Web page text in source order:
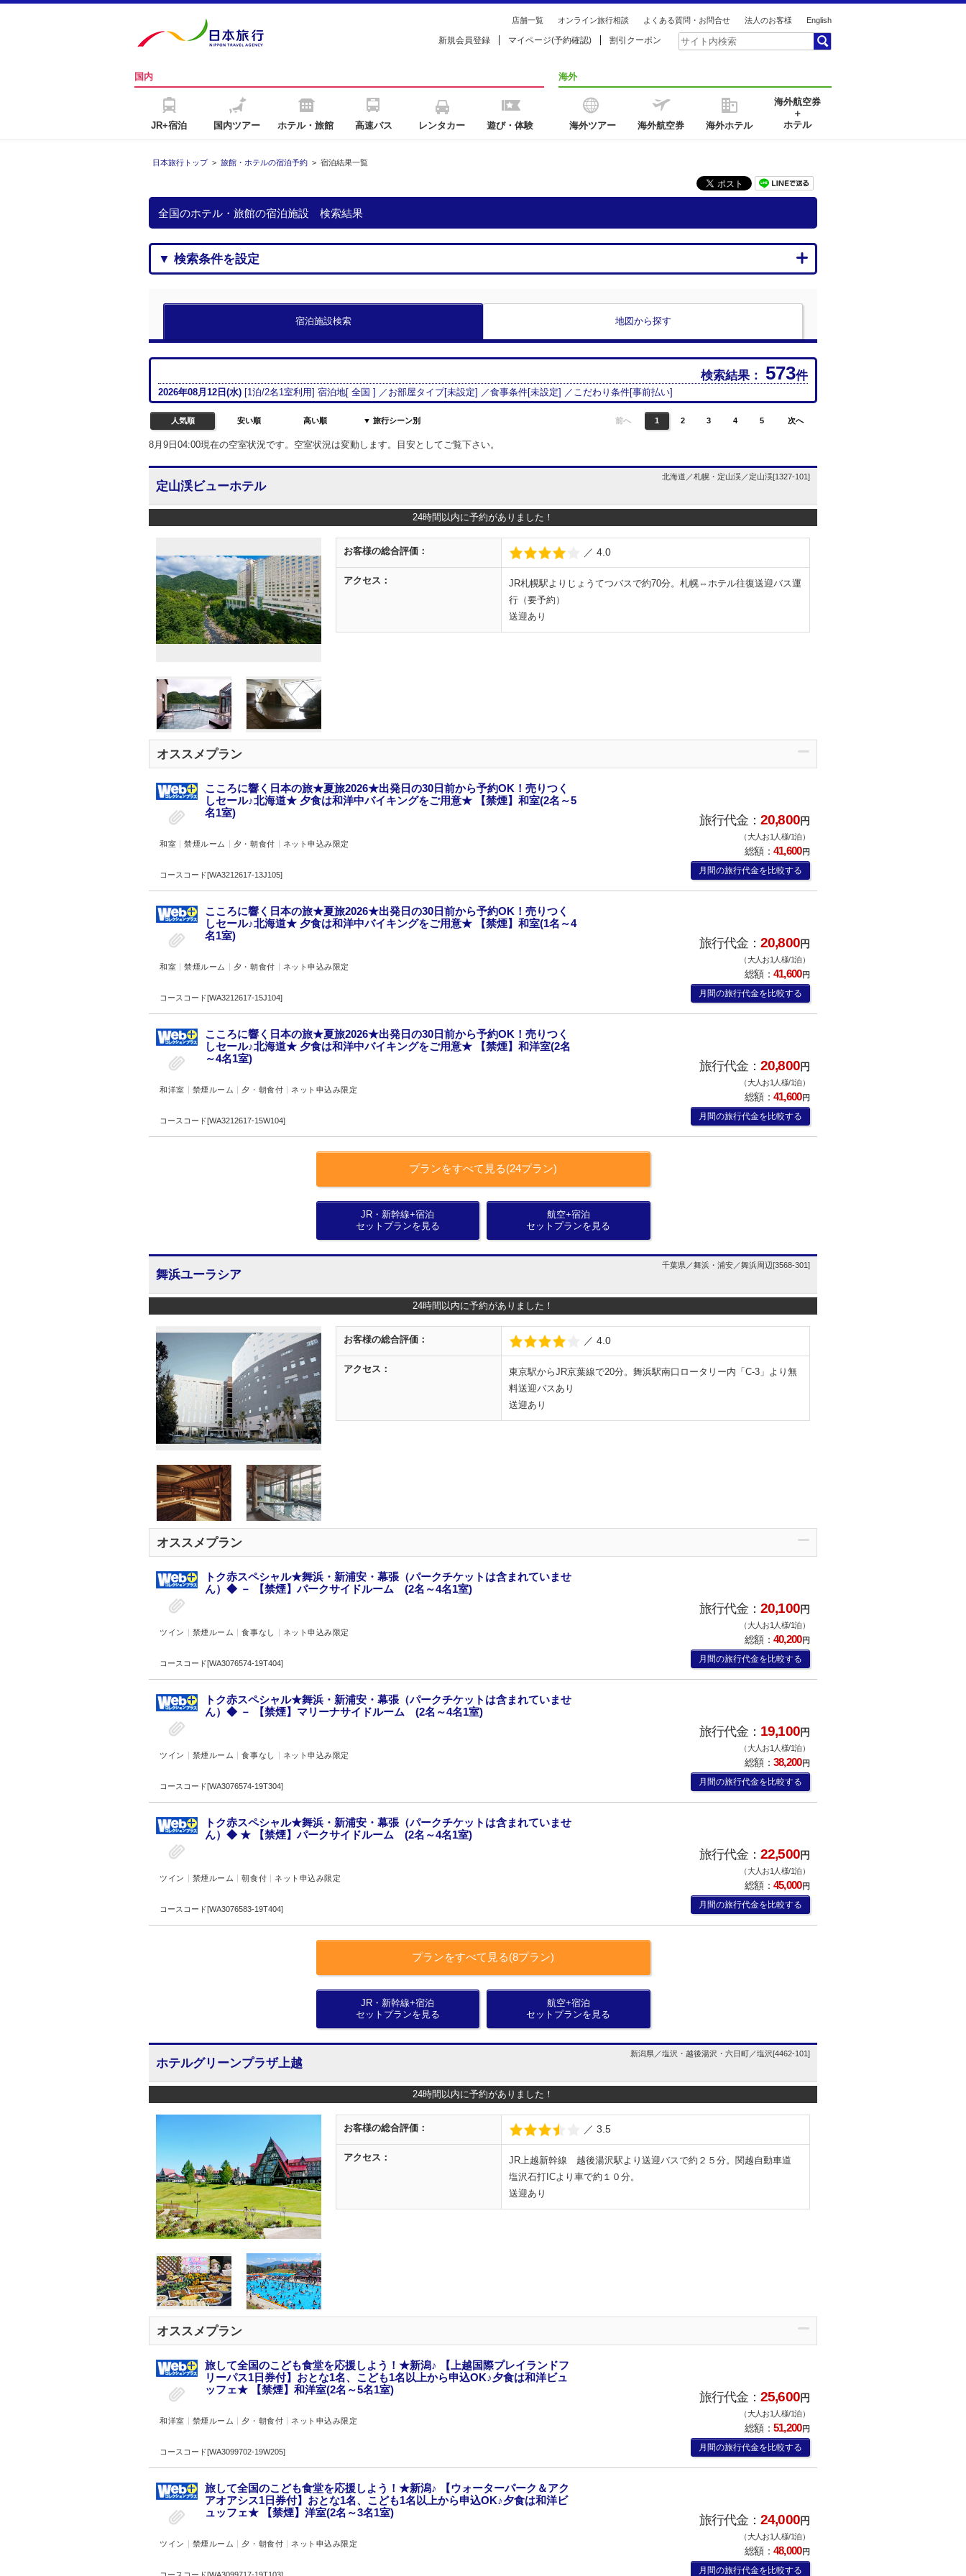
店舗一覧 オンライン旅行相談 よくある質問・お問合せ 法人のお客様 English
新規会員登録 マイページ(予約確認) 割引クーポン
国内
JR+宿泊 国内ツアー ホテル・旅館 高速バス レンタカー 遊び・体験
海外
海外ツアー 海外航空券 海外ホテル
海外航空券
＋
ホテル
日本旅行トップ > 旅館・ホテルの宿泊予約 > 宿泊結果一覧
全国のホテル・旅館の宿泊施設 検索結果
▼ 検索条件を設定
宿泊施設検索 地図から探す
検索結果： 573件
2026年08月 12日(水) [1泊/2名 1室利用] 宿泊地[ 全国 ] ／お部屋タイプ[未設定] ／食事条件[未設定] ／こだわり条件[事前払い]
人気順 安い順 高い順 ▼ 旅行シーン別 前へ 1 2 3 4 5 次へ
8月9日04:00現在の空室状況です。空室状況は変動します。目安としてご覧下さい。
定山渓ビューホテル
北海道／札幌・定山渓／定山渓[1327-101]
24時間以内に予約がありました！
お客様の総合評価： ／ 4.0
アクセス：
JR札幌駅よりじょうてつバスで約70分。札幌⇔ホテル往復送迎バス運
行（要予約）
送迎あり
オススメプラン
こころに響く日本の旅★夏旅2026★出発日の30日前から予約OK！売りつく
しセール♪北海道★ 夕食は和洋中バイキングをご用意★ 【禁煙】和室(2名～5
名1室)
和室 禁煙ルーム 夕・朝食付 ネット申込み限定
旅行代金：20,800円
（大人お1人様/1泊）
総額： 41,600円
コースコード[WA3212617-13J105] 月間の旅行代金を比較する
こころに響く日本の旅★夏旅2026★出発日の30日前から予約OK！売りつく
しセール♪北海道★ 夕食は和洋中バイキングをご用意★ 【禁煙】和室(1名～4
名1室)
和室 禁煙ルーム 夕・朝食付 ネット申込み限定
旅行代金：20,800円
（大人お1人様/1泊）
総額： 41,600円
コースコード[WA3212617-15J104] 月間の旅行代金を比較する
こころに響く日本の旅★夏旅2026★出発日の30日前から予約OK！売りつく
しセール♪北海道★ 夕食は和洋中バイキングをご用意★ 【禁煙】和洋室(2名
～4名1室)
和洋室 禁煙ルーム 夕・朝食付 ネット申込み限定
旅行代金：20,800円
（大人お1人様/1泊）
総額： 41,600円
コースコード[WA3212617-15W104] 月間の旅行代金を比較する
プランをすべて見る(24プラン)
JR・新幹線+宿泊
セットプランを見る
航空+宿泊
セットプランを見る
舞浜ユーラシア
千葉県／舞浜・浦安／舞浜周辺[3568-301]
24時間以内に予約がありました！
お客様の総合評価： ／ 4.0
アクセス：
東京駅からJR京葉線で20分。舞浜駅南口ロータリー内「C-3」より無
料送迎バスあり
送迎あり
オススメプラン
トク赤スペシャル★舞浜・新浦安・幕張（パークチケットは含まれていませ
ん）◆ － 【禁煙】パークサイドルーム (2名～4名1室)
ツイン 禁煙ルーム 食事なし ネット申込み限定
旅行代金：20,100円
（大人お1人様/1泊）
総額： 40,200円
コースコード[WA3076574-19T404] 月間の旅行代金を比較する
トク赤スペシャル★舞浜・新浦安・幕張（パークチケットは含まれていませ
ん）◆ － 【禁煙】マリーナサイドルーム (2名～4名1室)
ツイン 禁煙ルーム 食事なし ネット申込み限定
旅行代金： 19,100円
（大人お1人様/1泊）
総額： 38,200円
コースコード[WA3076574-19T304] 月間の旅行代金を比較する
トク赤スペシャル★舞浜・新浦安・幕張（パークチケットは含まれていませ
ん）◆ ★ 【禁煙】パークサイドルーム (2名～4名1室)
ツイン 禁煙ルーム 朝食付 ネット申込み限定
旅行代金：22,500円
（大人お1人様/1泊）
総額： 45,000円
コースコード[WA3076583-19T404] 月間の旅行代金を比較する
プランをすべて見る(8プラン)
JR・新幹線+宿泊
セットプランを見る
航空+宿泊
セットプランを見る
ホテルグリーンプラザ上越
新潟県／塩沢・越後湯沢・六日町／塩沢[4462-101]
24時間以内に予約がありました！
お客様の総合評価： ／ 3.5
アクセス：
JR上越新幹線 越後湯沢駅より送迎バスで約２５分。関越自動車道
塩沢石打ICより車で約１０分。
送迎あり
オススメプラン
旅して全国のこども食堂を応援しよう！★新潟♪ 【上越国際プレイランドフ
リーパス1日券付】おとな1名、こども1名以上から申込OK♪夕食は和洋ビュ
ッフェ★ 【禁煙】和洋室(2名～5名1室)
和洋室 禁煙ルーム 夕・朝食付 ネット申込み限定
旅行代金：25,600円
（大人お1人様/1泊）
総額： 51,200円
コースコード[WA3099702-19W205] 月間の旅行代金を比較する
旅して全国のこども食堂を応援しよう！★新潟♪ 【ウォーターパーク＆アク
アオアシス1日券付】おとな1名、こども1名以上から申込OK♪夕食は和洋ビ
ュッフェ★ 【禁煙】洋室(2名～3名1室)
ツイン 禁煙ルーム 夕・朝食付 ネット申込み限定
旅行代金：24,000円
（大人お1人様/1泊）
総額： 48,000円
月間の旅行代金を比較する